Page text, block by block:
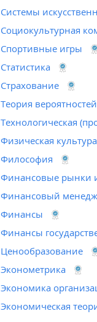
Системы
Социокультурная
Спортивные игры
Статистика
Страхование
Теория
Технологическая
Физическая
Философия
Финансовые рынки
Финансовый
Финансы
Финансы
Ценообразование
Эконометрика
Экономика
Экономическая